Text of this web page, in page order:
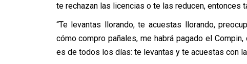
te rechazan las licencias o te las reducen, entonces
“Te levantas llorando, te acuestas llorando,
cómo compro pañales, me habrá pagado el
es de todos los días: te levantas y te acuestas con la